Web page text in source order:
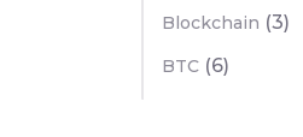
Blockchain (3)
BTC (6)